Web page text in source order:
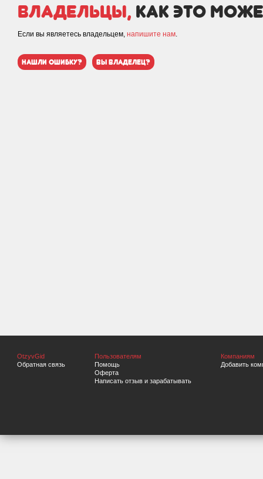
Владельцы, как это
Если вы являетесь владельцем, напишите нам.
нашли ошибку? вы владелец?
OtzyvGid
Обратная связь
Пользователям
Помощь
Оферта
Написать отзыв и зарабатывать
Компаниям
Добавить